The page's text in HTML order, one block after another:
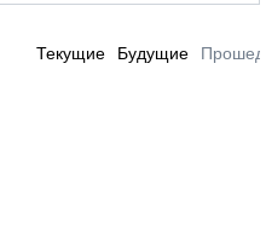
Текущие Будущие